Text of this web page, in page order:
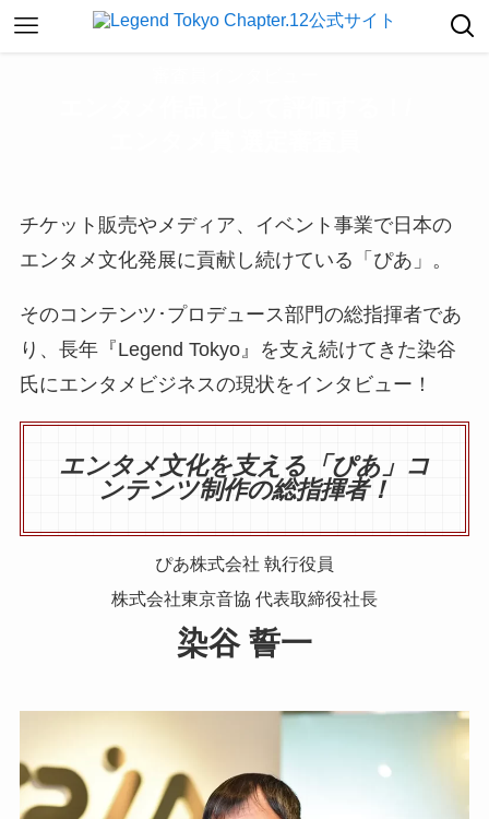
チケット販売やメディア、イベント事業で日本の
エンタメ文化発展に貢献し続けている「ぴあ」。
そのコンテンツ･プロデュース部門の総指揮者であ
り、長年『Legend Tokyo』を支え続けてきた染谷
氏にエンタメビジネスの現状をインタビュー！
エンタメ文化を支える「ぴあ」コ
ンテンツ制作の総指揮者！
ぴあ株式会社 執行役員
株式会社東京音協 代表取締役社長
染谷 誓一